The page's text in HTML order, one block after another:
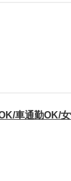
車通勤OK/